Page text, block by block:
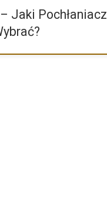
Jaki Pochłaniacz